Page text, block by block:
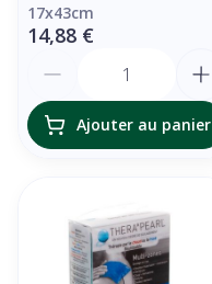
17x43cm
14,88 €
Ajouter au panier